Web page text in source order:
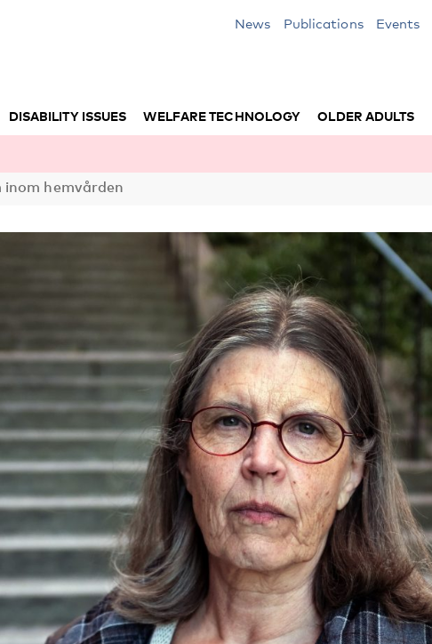
News Publications Events
DISABILITY ISSUES WELFARE TECHNOLOGY OLDER ADULTS
hemvården